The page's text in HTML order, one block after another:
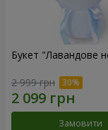
Букет "Лавандове
2 999 грн
Замовити